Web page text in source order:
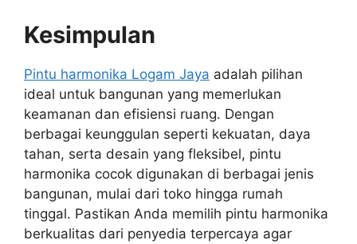
Kesimpulan
Pintu harmonika Logam Jaya adalah pilihan
ideal untuk bangunan yang memerlukan
keamanan dan efisiensi ruang. Dengan
berbagai keunggulan seperti kekuatan, daya
tahan, serta desain yang fleksibel, pintu
harmonika cocok digunakan di berbagai jenis
bangunan, mulai dari toko hingga rumah
tinggal. Pastikan Anda memilih pintu harmonika
berkualitas dari penyedia terpercaya agar